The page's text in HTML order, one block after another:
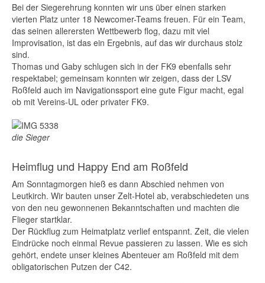
Bei der Siegerehrung konnten wir uns über einen starken
vierten Platz unter 18 Newcomer-Teams freuen. Für ein Team,
das seinen allerersten Wettbewerb flog, dazu mit viel
Improvisation, ist das ein Ergebnis, auf das wir durchaus stolz
sind.
Thomas und Gaby schlugen sich in der FK9 ebenfalls sehr
respektabel; gemeinsam konnten wir zeigen, dass der LSV
Roßfeld auch im Navigationssport eine gute Figur macht, egal
ob mit Vereins-UL oder privater FK9.
die Sieger
Heimflug und Happy End am Roßfeld
Am Sonntagmorgen hieß es dann Abschied nehmen von
Leutkirch. Wir bauten unser Zelt-Hotel ab, verabschiedeten uns
von den neu gewonnenen Bekanntschaften und machten die
Flieger startklar.
Der Rückflug zum Heimatplatz verlief entspannt. Zeit, die vielen
Eindrücke noch einmal Revue passieren zu lassen. Wie es sich
gehört, endete unser kleines Abenteuer am Roßfeld mit dem
obligatorischen Putzen der C42.